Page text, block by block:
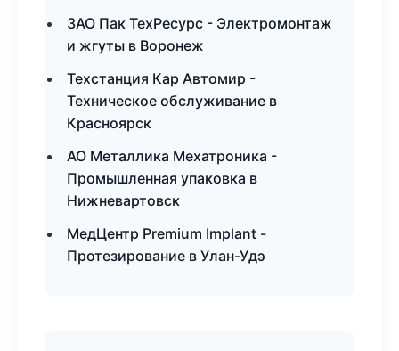
ЗАО Пак ТехРесурс - Электромонтаж
и жгуты в Воронеж
Техстанция Кар Автомир -
Техническое обслуживание в
Красноярск
АО Металлика Мехатроника -
Промышленная упаковка в
Нижневартовск
МедЦентр Premium Implant -
Протезирование в Улан-Удэ